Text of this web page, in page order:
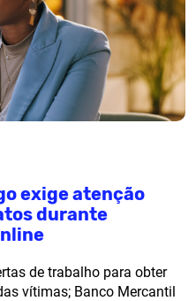
exige atenção
durante
de trabalho para obter
vítimas; Banco Mercantil